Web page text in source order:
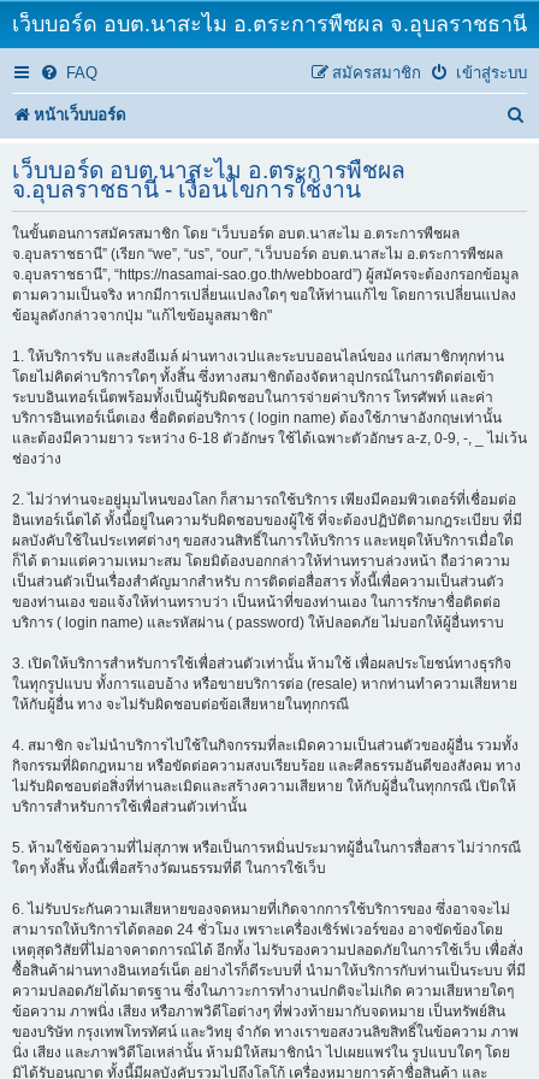
เว็บบอร์ด อบต.นาสะไม อ.ตระการพืชผล จ.อุบลราชธานี
FAQ เข้าสู่ระบบ
สมัครสมาชิก
หน้าเว็บบอร์ด
เว็บบอร์ด อบต.นาสะไม อ.ตระการพืชผล
จ.อุบลราชธานี - เงื่อนไขการใช้งาน
ในขั้นตอนการสมัครสมาชิก โดย “เว็บบอร์ด อบต.นาสะไม อ.ตระการพืชผล
จ.อุบลราชธานี” (เรียก “we”, “us”, “our”, “เว็บบอร์ด อบต.นาสะไม อ.ตระการพืชผล
จ.อุบลราชธานี”, “https://nasamai-sao.go.th/webboard”) ผู้สมัครจะต้องกรอกข้อมูล
ตามความเป็นจริง หากมีการเปลี่ยนแปลงใดๆ ขอให้ท่านแก้ไข โดยการเปลี่ยนแปลง
ข้อมูลดังกล่าวจากปุ่ม "แก้ไขข้อมูลสมาชิก"
1. ให้บริการรับ และส่งอีเมล์ ผ่านทางเวปและระบบออนไลน์ของ แก่สมาชิกทุกท่าน
โดยไม่คิดค่าบริการใดๆ ทั้งสิ้น ซึ่งทางสมาชิกต้องจัดหาอุปกรณ์ในการติดต่อเข้า
ระบบอินเทอร์เน็ตพร้อมทั้งเป็นผู้รับผิดชอบในการจ่ายค่าบริการ โทรศัพท์ และค่า
บริการอินเทอร์เน็ตเอง ชื่อติดต่อบริการ ( login name) ต้องใช้ภาษาอังกฤษเท่านั้น
และต้องมีความยาว ระหว่าง 6-18 ตัวอักษร ใช้ได้เฉพาะตัวอักษร a-z, 0-9, -, _ ไม่เว้น
ช่องว่าง
2. ไม่ว่าท่านจะอยู่มุมไหนของโลก ก็สามารถใช้บริการ เพียงมีคอมพิวเตอร์ที่เชื่อมต่อ
อินเทอร์เน็ตได้ ทั้งนี้อยู่ในความรับผิดชอบของผู้ใช้ ที่จะต้องปฏิบัติตามกฎระเบียบ ที่มี
ผลบังคับใช้ในประเทศต่างๆ ขอสงวนสิทธิ์ในการให้บริการ และหยุดให้บริการเมื่อใด
ก็ได้ ตามแต่ความเหมาะสม โดยมิต้องบอกกล่าวให้ท่านทราบล่วงหน้า ถือว่าความ
เป็นส่วนตัวเป็นเรื่องสำคัญมากสำหรับ การติดต่อสื่อสาร ทั้งนี้เพื่อความเป็นส่วนตัว
ของท่านเอง ขอแจ้งให้ท่านทราบว่า เป็นหน้าที่ของท่านเอง ในการรักษาชื่อติดต่อ
บริการ ( login name) และรหัสผ่าน ( password) ให้ปลอดภัย ไม่บอกให้ผู้อื่นทราบ
3. เปิดให้บริการสำหรับการใช้เพื่อส่วนตัวเท่านั้น ห้ามใช้ เพื่อผลประโยชน์ทางธุรกิจ
ในทุกรูปแบบ ทั้งการแอบอ้าง หรือขายบริการต่อ (resale) หากท่านทำความเสียหาย
ให้กับผู้อื่น ทาง จะไม่รับผิดชอบต่อข้อเสียหายในทุกกรณี
4. สมาชิก จะไม่นำบริการไปใช้ในกิจกรรมที่ละเมิดความเป็นส่วนตัวของผู้อื่น รวมทั้ง
กิจกรรมที่ผิดกฎหมาย หรือขัดต่อความสงบเรียบร้อย และศีลธรรมอันดีของสังคม ทาง
ไม่รับผิดชอบต่อสิ่งที่ท่านละเมิดและสร้างความเสียหาย ให้กับผู้อื่นในทุกกรณี เปิดให้
บริการสำหรับการใช้เพื่อส่วนตัวเท่านั้น
5. ห้ามใช้ข้อความที่ไม่สุภาพ หรือเป็นการหมิ่นประมาทผู้อื่นในการสื่อสาร ไม่ว่ากรณี
ใดๆ ทั้งสิ้น ทั้งนี้เพื่อสร้างวัฒนธรรมที่ดี ในการใช้เว็บ
6. ไม่รับประกันความเสียหายของจดหมายที่เกิดจากการใช้บริการของ ซึ่งอาจจะไม่
สามารถให้บริการได้ตลอด 24 ชั่วโมง เพราะเครื่องเซิร์ฟเวอร์ของ อาจขัดข้องโดย
เหตุสุดวิสัยที่ไม่อาจคาดการณ์ได้ อีกทั้ง ไม่รับรองความปลอดภัยในการใช้เว็บ เพื่อสั่ง
ซื้อสินค้าผ่านทางอินเทอร์เน็ต อย่างไรก็ดีระบบที่ นำมาให้บริการกับท่านเป็นระบบ ที่มี
ความปลอดภัยได้มาตรฐาน ซึ่งในภาวะการทำงานปกติจะไม่เกิด ความเสียหายใดๆ
ข้อความ ภาพนิ่ง เสียง หรือภาพวิดีโอต่างๆ ที่พ่วงท้ายมากับจดหมาย เป็นทรัพย์สิน
ของบริษัท กรุงเทพโทรทัศน์ และวิทยุ จำกัด ทางเราขอสงวนลิขสิทธิ์ในข้อความ ภาพ
นิ่ง เสียง และภาพวิดีโอเหล่านั้น ห้ามมิให้สมาชิกนำ ไปเผยแพร่ใน รูปแบบใดๆ โดย
มิได้รับอนุญาต ทั้งนี้มีผลบังคับรวมไปถึงโลโก้ เครื่องหมายการค้าชื่อสินค้า และ